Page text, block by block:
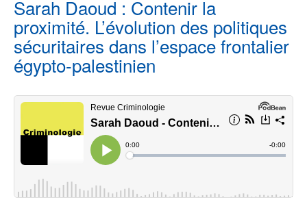
Sarah Daoud : Contenir la
proximité. L’évolution des politiques
sécuritaires dans l’espace frontalier
égypto-palestinien